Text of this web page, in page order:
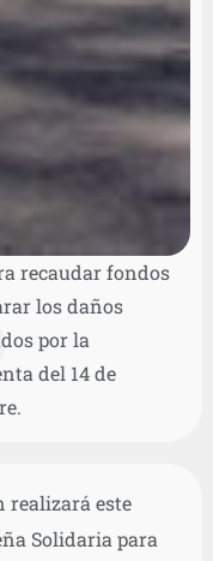
recaudar fondos
los daños
por la
del 14 de
realizará este
Solidaria para